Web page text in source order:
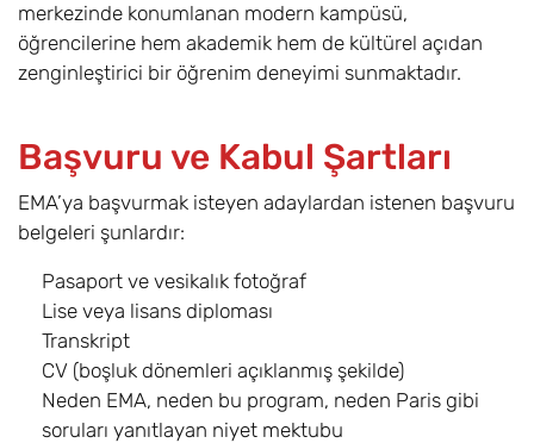
merkezinde konumlanan modern kampüsü,
öğrencilerine hem akademik hem de kültürel açıdan
zenginleştirici bir öğrenim deneyimi sunmaktadır.
Başvuru ve Kabul Şartları
EMA’ya başvurmak isteyen adaylardan istenen başvuru
belgeleri şunlardır:
Pasaport ve vesikalık fotoğraf
Lise veya lisans diploması
Transkript
CV (boşluk dönemleri açıklanmış şekilde)
Neden EMA, neden bu program, neden Paris gibi
soruları yanıtlayan niyet mektubu